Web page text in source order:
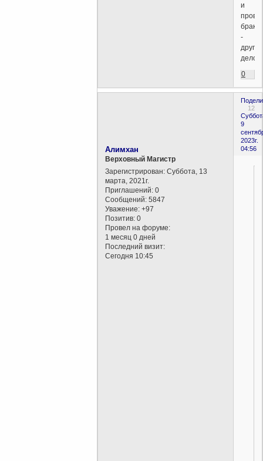
и
-
другое
дело.
0
12
9
2023г.
04:56
Алимхан
Верховный Магистр
Зарегистрирован: Суббота, 13
марта, 2021г.
Приглашений: 0
Сообщений: 5847
Уважение: +97
Позитив: 0
Провел на форуме:
1 месяц 0 дней
Последний визит:
Сегодня 10:45